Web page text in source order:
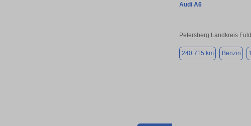
Audi A6
Petersberg Landkreis
240.715 km Benzin